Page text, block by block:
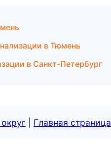
в Тюмень
в Санкт-Петербург
Главная страница